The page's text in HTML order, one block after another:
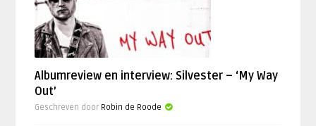
Albumreview en interview: Silvester – ‘My Way
Out’
Geschreven door Robin de Roode